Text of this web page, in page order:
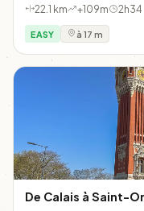
22.1 km +109m 2h34
EASY à 17 m
De Calais à Saint-